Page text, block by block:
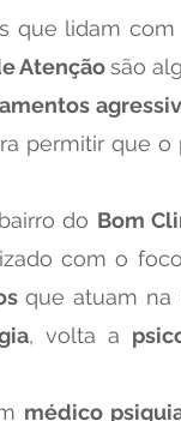
que lidam
Atençãosão
permitir que
do Bom
com o
que atuam na
, volta a
médico